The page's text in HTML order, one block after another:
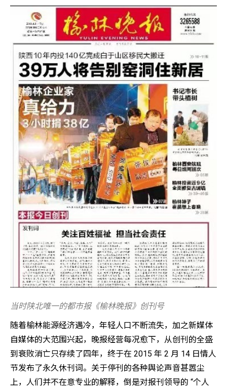
当时陕北唯一的都市报《榆林晚报》创刊号
随着榆林能源经济遇冷，年轻人口不断流失，加之新媒体
自媒体的大范围兴起，晚报经营每况愈下，从创刊的全盛
到衰败消亡只存续了四年，终于在 2015 年 2 月 14 日情人
节发布了永久休刊词。关于停刊的各种舆论声音甚嚣尘
上，人们并不在意专业的解释，倒是对报刊领导的 “个人